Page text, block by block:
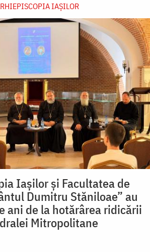
IAŞILOR
Iașilor și Facultatea de
Dumitru Stăniloae” au
ani de la hotărârea ridicării
Mitropolitane